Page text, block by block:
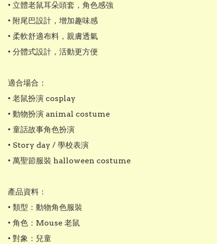
• 立體老鼠耳朵頭套，角色感強
• 附尾巴設計，增加趣味感
• 柔軟舒適布料，親膚透氣
• 分體式設計，活動更方便
適合場合：
• 老鼠扮演 cosplay
• 動物扮演 animal costume
• 童話故事角色扮演
• Story day / 學校表演
• 萬聖節服裝 halloween costume
產品資料：
• 類型：動物角色服裝
• 角色：Mouse 老鼠
• 對象：兒童